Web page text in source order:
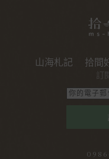
山海札記 拾間
訂